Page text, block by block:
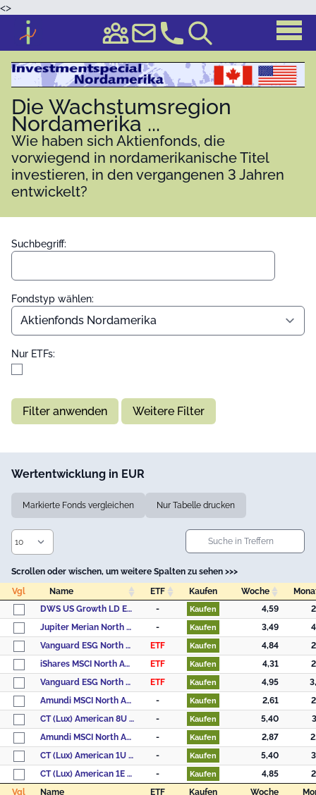
<>
Die Wachstumsregion
Nordamerika ...
Wie haben sich Aktienfonds, die
vorwiegend in nordamerikanische Titel
investieren, in den vergangenen 3 Jahren
entwickelt?
Suchbegriff:
Fondstyp wählen:
Nur ETFs:
Filter anwenden Weitere Filter
Wertentwicklung in EUR
Markierte Fonds vergleichen Nur Tabelle drucken
Scrollen oder wischen, um weitere Spalten zu sehen >>>
Vgl
Name ETF Kaufen Woche
Vgl
Name ETF Kaufen Woche
Vgl Name ETF Kaufen Woche
DWS US Growth LD EUR - Kaufen 4,59
Jupiter Merian North American Equity Fund (IRL), L USD Acc
- Kaufen 3,49
Vanguard ESG North America All Cap UCITS ETF - (USD) Accumulating
ETF Kaufen 4,84
iShares MSCI North America UCITS ETF USD (Dist)
ETF Kaufen 4,31
Vanguard ESG North America All Cap UCITS ETF - (USD) Distributing
ETF Kaufen 4,95
Amundi MSCI North America ESG Broad Transition - AE (C)
- Kaufen 2,61
CT (Lux) American 8U USD
- Kaufen 5,40
Amundi MSCI North America ESG Broad Transition - AU (C)
- Kaufen 2,87
CT (Lux) American 1U USD
- Kaufen 5,40
CT (Lux) American 1E EUR
- Kaufen 4,85
Vgl
Name ETF Kaufen Woche